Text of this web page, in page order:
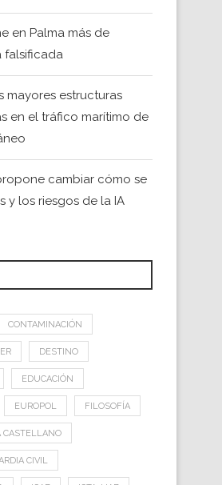
en Palma más de
falsificada
mayores estructuras
en el tráfico marítimo de
cambiar cómo se
y los riesgos de la IA
CONTAMINACIÓN
DESTINO
EDUCACIÓN
EUROPOL FILOSOFÍA
CASTELLANO
CIVIL